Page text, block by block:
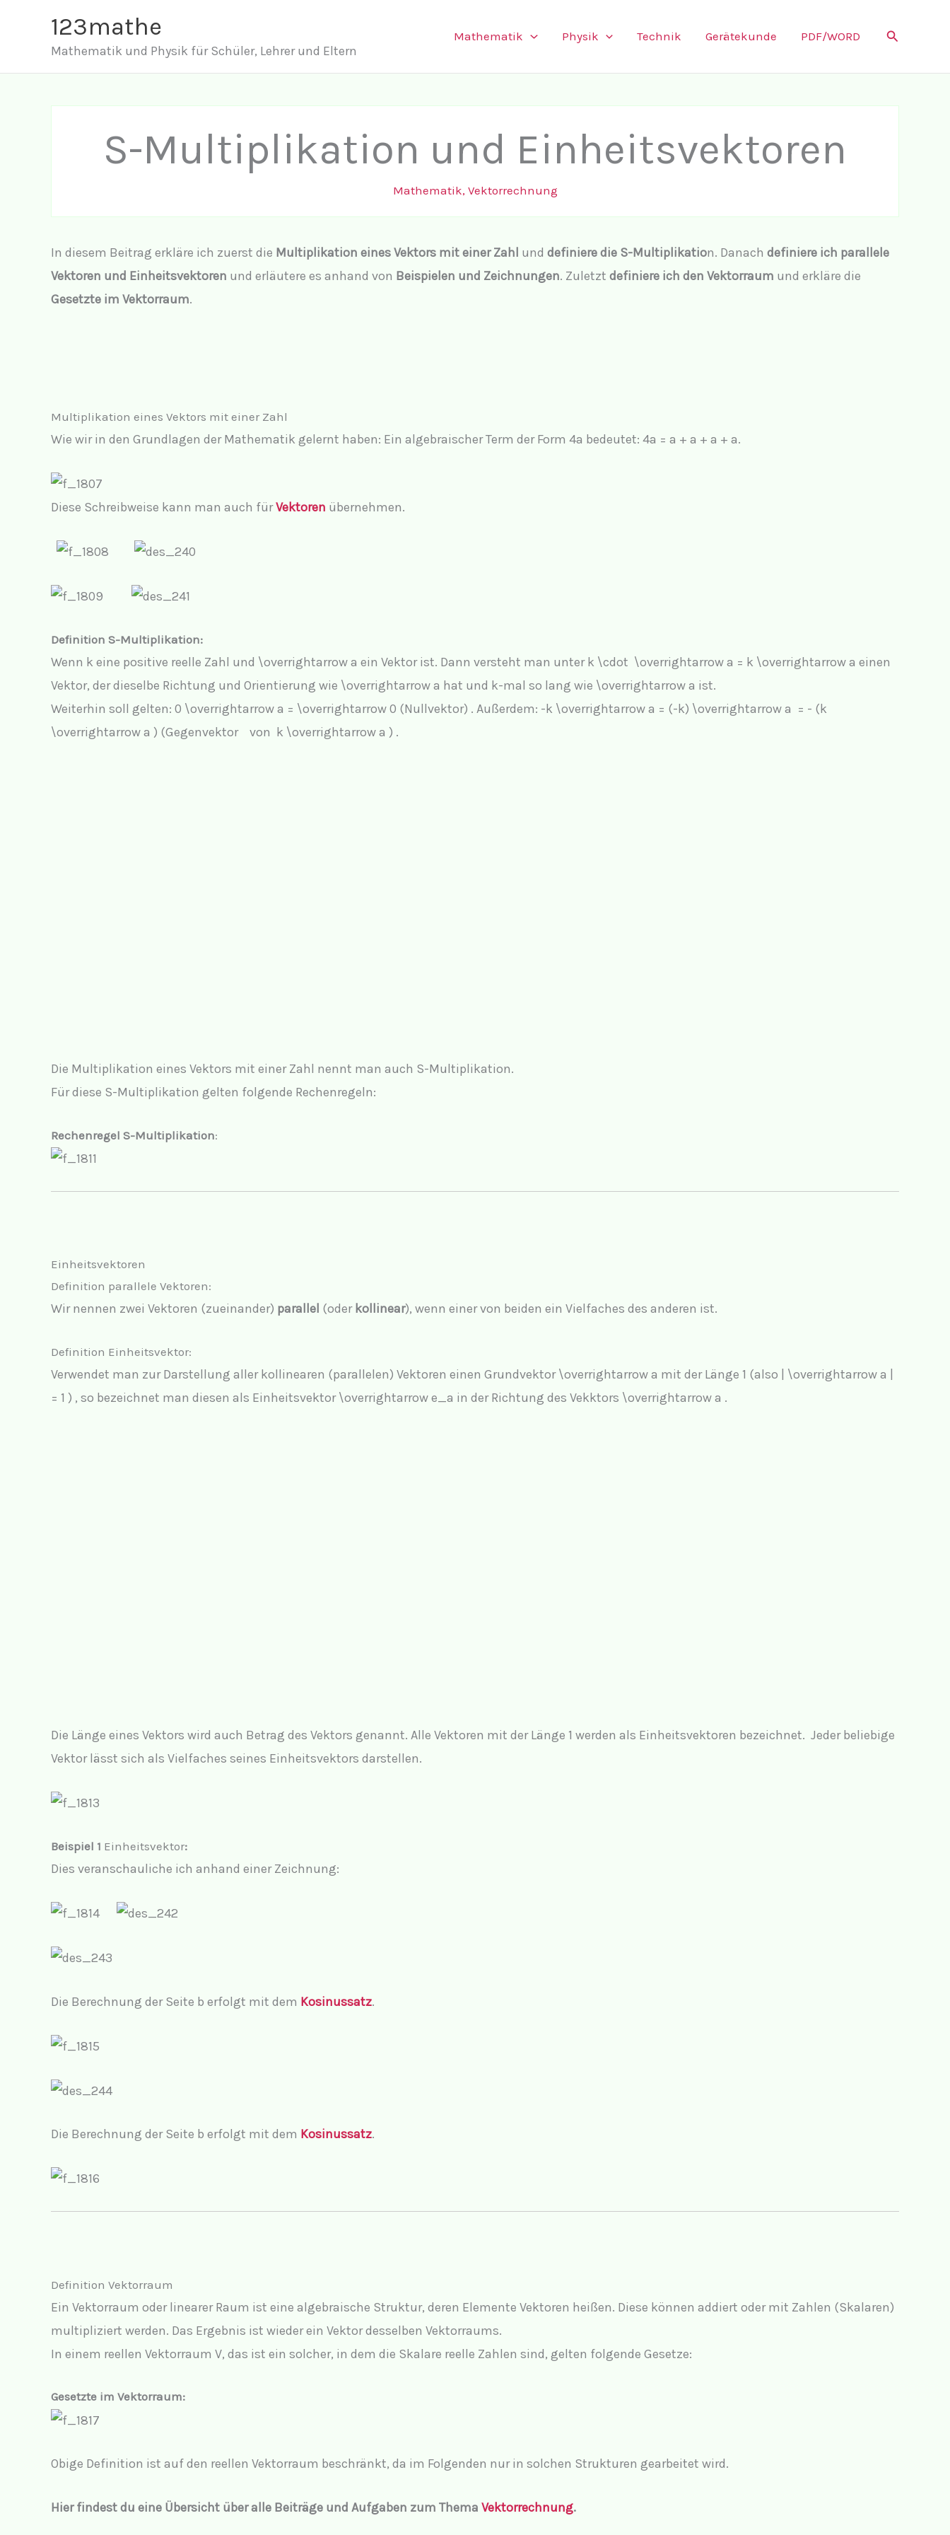
123mathe
Mathematik und Physik für Schüler, Lehrer und Eltern
Mathematik Physik Technik Gerätekunde PDF/WORD Suchen
S-Multiplikation und Einheitsvektoren
Mathematik, Vektorrechnung
In diesem Beitrag erkläre ich zuerst die Multiplikation eines Vektors mit einer Zahl und definiere die S-Multiplikation. Danach definiere ich parallele
Vektoren und Einheitsvektoren und erläutere es anhand von Beispielen und Zeichnungen. Zuletzt definiere ich den Vektorraum und erkläre die
Gesetzte im Vektorraum.
Multiplikation eines Vektors mit einer Zahl
Wie wir in den Grundlagen der Mathematik gelernt haben: Ein algebraischer Term der Form 4a bedeutet: 4a = a + a + a + a.
Diese Schreibweise kann man auch fürVektoren übernehmen.
Definition S-Multiplikation:
Wenn k eine positive reelle Zahl und \overrightarrow a ein Vektor ist. Dann versteht man unterk \cdot \overrightarrow a = k \overrightarrow a einen
Vektor, der dieselbe Richtung und Orientierung wie \overrightarrow a hat und k-mal so lang wie \overrightarrow a ist.
Weiterhin soll gelten: 0 \overrightarrow a = \overrightarrow 0 (Nullvektor) . Außerdem: -k \overrightarrow a = (-k) \overrightarrow a = - (k
\overrightarrow a ) (Gegenvektor von k \overrightarrow a ) .
Die Multiplikation eines Vektors mit einer Zahl nennt man auch S-Multiplikation.
Für diese S-Multiplikation gelten folgende Rechenregeln:
Rechenregel S-Multiplikation:
Einheitsvektoren
Definition parallele Vektoren:
Wir nennen zwei Vektoren (zueinander) parallel (oderkollinear), wenn einer von beiden ein Vielfaches des anderen ist.
Definition Einheitsvektor:
Verwendet man zur Darstellung aller kollinearen (parallelen) Vektoren einen Grundvektor\overrightarrow a mit der Länge 1 (also
| \overrightarrow a |
= 1 ) , so bezeichnet man diesen als Einheitsvektor\overrightarrow e_a in der Richtung des Vekktors \overrightarrow a .
Die Länge eines Vektors wird auch Betrag des Vektors genannt. Alle Vektoren mit der Länge 1 werden als Einheitsvektoren bezeichnet. Jeder beliebige
Vektor lässt sich als Vielfaches seines Einheitsvektors darstellen.
Beispiel 1 Einheitsvektor:
Dies veranschauliche ich anhand einer Zeichnung:
Die Berechnung der Seite b erfolgt mit dem Kosinussatz.
Die Berechnung der Seite b erfolgt mit dem Kosinussatz.
Definition Vektorraum
Ein Vektorraum oder linearer Raum ist eine algebraische Struktur, deren Elemente Vektoren heißen. Diese können addiert oder mit Zahlen (Skalaren)
multipliziert werden. Das Ergebnis ist wieder ein Vektor desselben Vektorraums.
In einem reellen Vektorraum V, das ist ein solcher, in dem die Skalare reelle Zahlen sind, gelten folgende Gesetze:
Gesetzte im Vektorraum:
Obige Definition ist auf den reellen Vektorraum beschränkt, da im Folgenden nur in solchen Strukturen gearbeitet wird.
Hier findest du eine Übersicht über alle Beiträge und Aufgaben zum Thema Vektorrechnung.